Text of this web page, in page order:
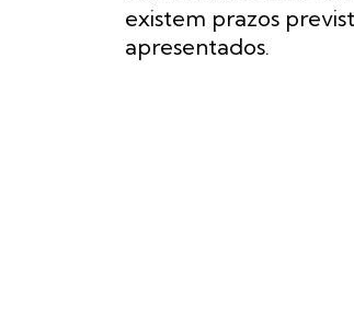
existem prazos
apresentados.